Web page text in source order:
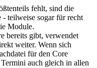
fehlt, sind die
- teilweise sogar für recht
Module.
bereits gibt, verwendet
weiter. Wenn sich
für den Core
auch gleich in allen